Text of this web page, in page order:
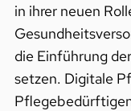
in ihrer neuen
die Einführung
setzen. Digitale